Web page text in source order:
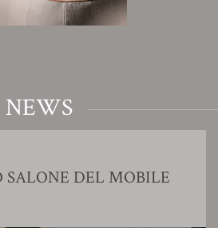
NEWS
SALONE DEL MOBILE